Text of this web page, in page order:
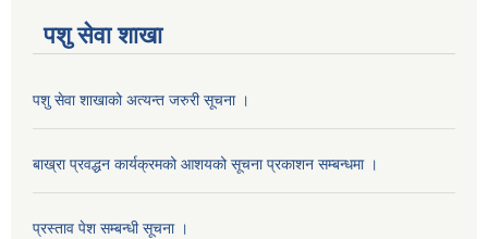
पशु सेवा शाखा
पशु सेवा शाखाको अत्यन्त जरुरी सूचना ।
बाख्रा प्रवद्धन कार्यक्रमको आशयको सूचना प्रकाशन सम्बन्धमा ।
प्रस्ताव पेश सम्बन्धी सूचना ।